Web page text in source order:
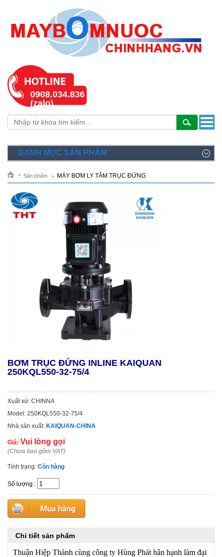
0908.034.836
(zalo)
DANH MỤC SẢN PHẨM
Sản phẩm MÁY BƠM LY TÂM TRỤC ĐỨNG
BƠM TRỤC ĐỨNG INLINE KAIQUAN
250KQL550-32-75/4
Xuất xứ: CHINNA
Model: 250KQL550-32-75/4
Nhà sản xuất: KAIQUAN-CHINA
Giá: Vui lòng gọi
(Chưa bao gồm VAT)
Tình trạng: Còn hàng
Số lượng :
Chi tiết sản phẩm
Thuận Hiệp Thành cùng công ty Hùng Phát hân hạnh làm đại